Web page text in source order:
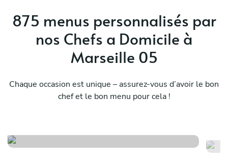
875 menus personnalisés par
nos Chefs a Domicile à
Marseille 05
Chaque occasion est unique – assurez-vous d’avoir le bon
chef et le bon menu pour cela !
Seasonal provençal menu